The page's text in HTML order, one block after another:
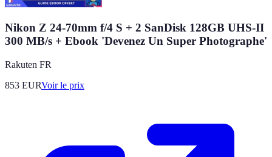
Nikon Z 24-70mm f/4 S + 2 SanDisk 128GB UHS-II
300 MB/s + Ebook 'Devenez Un Super Photographe'
Rakuten FR
853 EURVoir le prix